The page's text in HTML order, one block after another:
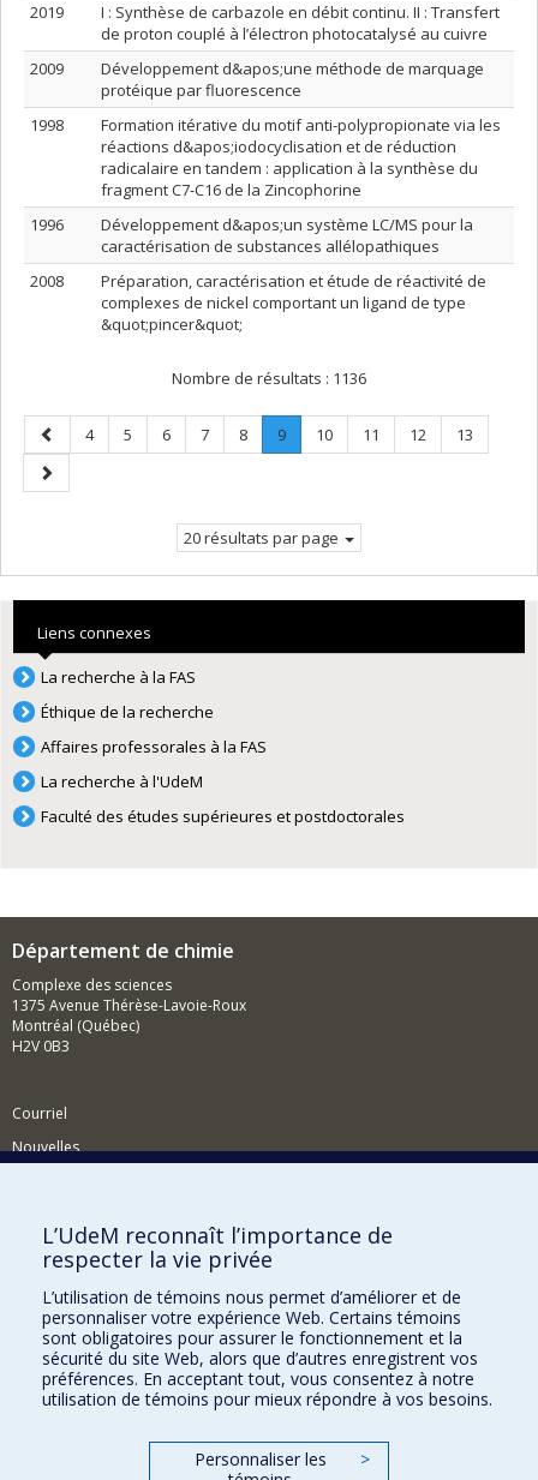
2019
I : Synthèse de carbazole en débit continu. II : Transfert
de proton couplé à l’électron photocatalysé au cuivre
2009
Développement d&apos;une méthode de marquage
protéique par fluorescence
1998
Formation itérative du motif anti-polypropionate via les
réactions d&apos;iodocyclisation et de réduction
radicalaire en tandem : application à la synthèse du
fragment C7-C16 de la Zincophorine
1996
Développement d&apos;un système LC/MS pour la
caractérisation de substances allélopathiques
2008
Préparation, caractérisation et étude de réactivité de
complexes de nickel comportant un ligand de type
&quot;pincer&quot;
Nombre de résultats : 1136
Page
précédente
Page
4 Page
5 Page
6 Page
7 Page
8 Page
9.
Page
Page
10 Page
11 Page
12 Page
13
Page
suivante
20 résultats par page
Liens connexes
La recherche à la FAS
Éthique de la recherche
Affaires professorales à la FAS
La recherche à l'UdeM
Faculté des études supérieures et postdoctorales
Département de chimie
Complexe des sciences
1375 Avenue Thérèse-Lavoie-Roux
Montréal (Québec)
H2V 0B3
Courriel
Nouvelles
Comment soutenir le Département?
BESOIN D'AIDE?
Plan du site
Signaler une erreur
Accessibilité
FACULTÉ DES ARTS ET DES SCIENCES
Nos départements et écoles
L’UdeM reconnaît l’importance de
respecter la vie privée
L’utilisation de témoins nous permet d’améliorer et de
personnaliser votre expérience Web. Certains témoins
sont obligatoires pour assurer le fonctionnement et la
sécurité du site Web, alors que d’autres enregistrent vos
préférences. En acceptant tout, vous consentez à notre
utilisation de témoins pour mieux répondre à vos besoins.
Personnaliser les
>